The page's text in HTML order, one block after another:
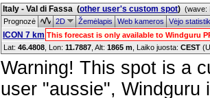
Italy - Val di Fassa (other user's custom spot) (wave:
Prognozė
2D ŽemėlapisWeb kamerosVėjo
ICON 7 km This forecast is only available to Windguru
Lat: 46.4808 , Lon: 11.7887 Alt: 1865 m , Laiko juosta: CEST
Warning! This spot is a
user "aussie",